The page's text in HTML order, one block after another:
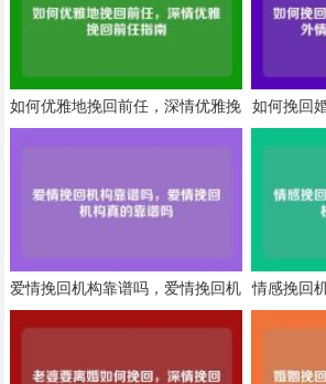
如何优雅地挽回前任，深情优雅挽
回前任指南
如何挽回
情
爱情挽回机构靠谱吗，爱情挽回机
构真的靠谱吗
情感挽回